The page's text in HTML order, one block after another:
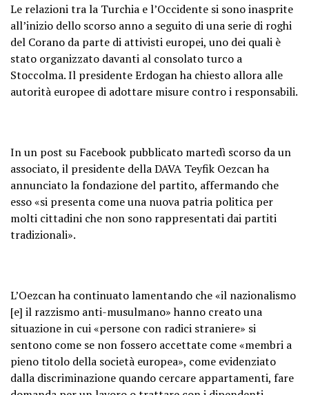
Le relazioni tra la Turchia e l’Occidente si sono inasprite
all’inizio dello scorso anno a seguito di una serie di roghi
del Corano da parte di attivisti europei, uno dei quali è
stato organizzato davanti al consolato turco a
Stoccolma. Il presidente Erdogan ha chiesto allora alle
autorità europee di adottare misure contro i responsabili.
In un post su Facebook pubblicato martedì scorso da un
associato, il presidente della DAVA Teyfik Oezcan ha
annunciato la fondazione del partito, affermando che
esso «si presenta come una nuova patria politica per
molti cittadini che non sono rappresentati dai partiti
tradizionali».
L’Oezcan ha continuato lamentando che «il nazionalismo
[e] il razzismo anti-musulmano» hanno creato una
situazione in cui «persone con radici straniere» si
sentono come se non fossero accettate come «membri a
pieno titolo della società europea», come evidenziato
dalla discriminazione quando cercare appartamenti, fare